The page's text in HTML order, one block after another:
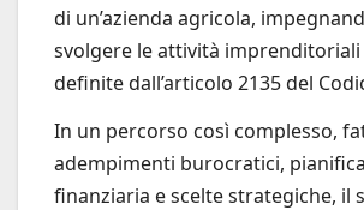
di un’azienda agricola,
svolgere le attività imprenditoriali
definite dall’articolo 2135 del
In un percorso così complesso,
adempimenti burocratici,
finanziaria e scelte strategiche, il